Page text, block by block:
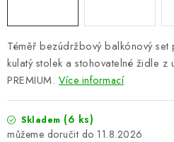
Nákup na splátky ESSOX
Téměř bezúdržbový balkónový
kulatý stolek a stohovatelné židle z
PREMIUM. Více informací
Skladem (6 ks)
11.8.2026